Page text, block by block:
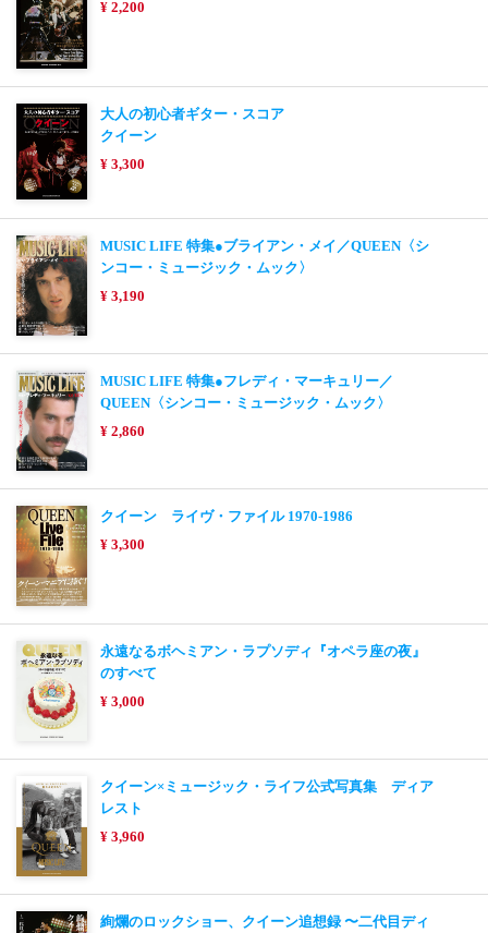
¥ 2,200
大人の初心者ギター・スコア
クイーン
¥ 3,300
MUSIC LIFE 特集●ブライアン・メイ／QUEEN〈シ
ンコー・ミュージック・ムック〉
¥ 3,190
MUSIC LIFE 特集●フレディ・マーキュリー／
QUEEN〈シンコー・ミュージック・ムック〉
¥ 2,860
クイーン ライヴ・ファイル 1970-1986
¥ 3,300
永遠なるボヘミアン・ラプソディ『オペラ座の夜』
のすべて
¥ 3,000
クイーン×ミュージック・ライフ公式写真集 ディア
レスト
¥ 3,960
絢爛のロックショー、クイーン追想録 〜二代目ディ